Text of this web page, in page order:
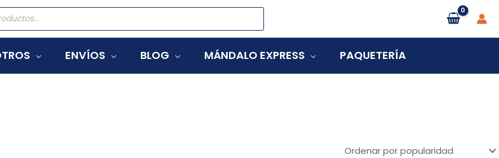
ENVÍOS BLOG MÁNDALO EXPRESS PAQUETERÍA